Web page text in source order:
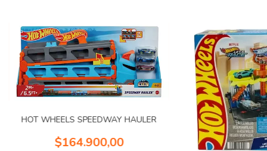
HOT WHEELS SPEEDWAY HAULER
$164.900,00